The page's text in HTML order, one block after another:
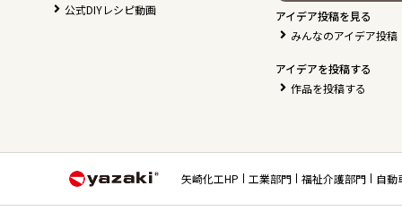
公式DIYレシピ動画
アイデア投稿を見る
みんなのアイデア投稿
アイデアを投稿する
作品を投稿する
矢崎化工HP 工業部門 福祉介護部門 自動